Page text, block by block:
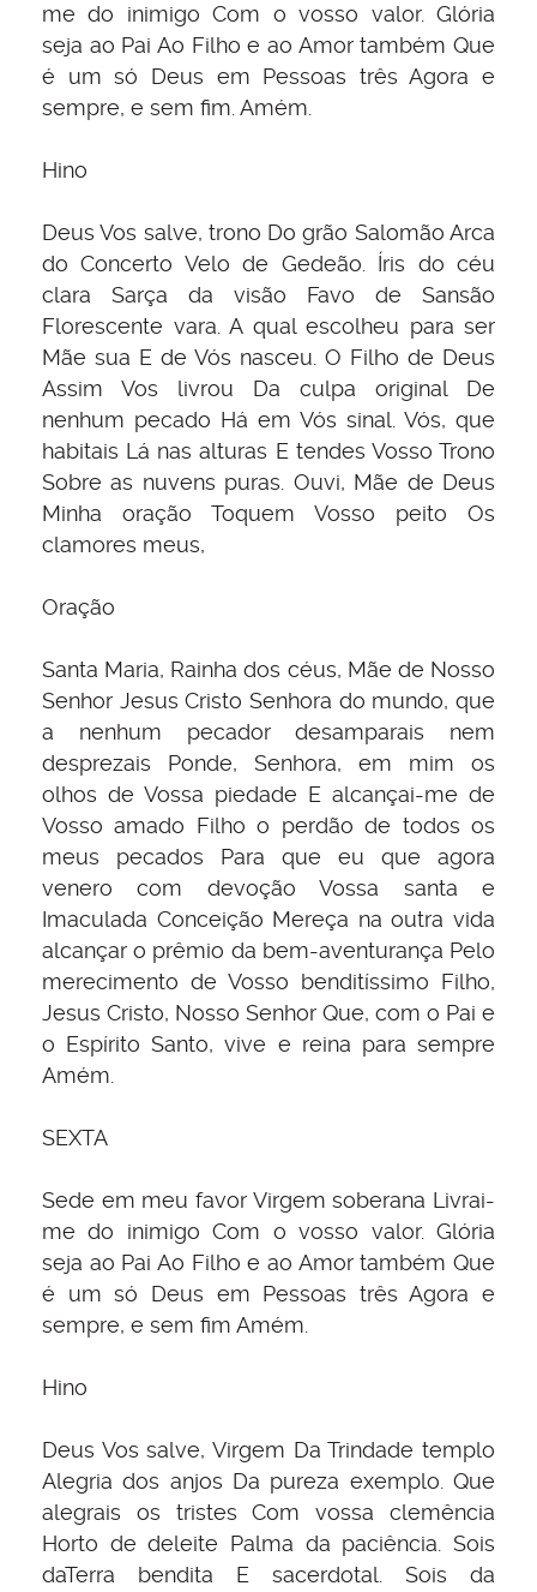
me do inimigo Com o vosso valor. Glória
seja ao Pai Ao Filho e ao Amor também Que
é um só Deus em Pessoas três Agora e
sempre, e sem fim. Amém.
Hino
Deus Vos salve, trono Do grão Salomão Arca
do Concerto Velo de Gedeão. Íris do céu
clara Sarça da visão Favo de Sansão
Florescente vara. A qual escolheu para ser
Mãe sua E de Vós nasceu. O Filho de Deus
Assim Vos livrou Da culpa original De
nenhum pecado Há em Vós sinal. Vós, que
habitais Lá nas alturas E tendes Vosso Trono
Sobre as nuvens puras. Ouvi, Mãe de Deus
Minha oração Toquem Vosso peito Os
clamores meus,
Oração
Santa Maria, Rainha dos céus, Mãe de Nosso
Senhor Jesus Cristo Senhora do mundo, que
a nenhum pecador desamparais nem
desprezais Ponde, Senhora, em mim os
olhos de Vossa piedade E alcançai-me de
Vosso amado Filho o perdão de todos os
meus pecados Para que eu que agora
venero com devoção Vossa santa e
Imaculada Conceição Mereça na outra vida
alcançar o prêmio da bem-aventurança Pelo
merecimento de Vosso benditíssimo Filho,
Jesus Cristo, Nosso Senhor Que, com o Pai e
o Espírito Santo, vive e reina para sempre
Amém.
SEXTA
Sede em meu favor Virgem soberana Livrai-
me do inimigo Com o vosso valor. Glória
seja ao Pai Ao Filho e ao Amor também Que
é um só Deus em Pessoas três Agora e
sempre, e sem fim Amém.
Hino
Deus Vos salve, Virgem Da Trindade templo
Alegria dos anjos Da pureza exemplo. Que
alegrais os tristes Com vossa clemência
Horto de deleite Palma da paciência. Sois
daTerra bendita E sacerdotal. Sois da